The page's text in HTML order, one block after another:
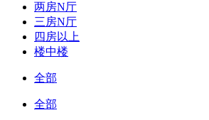
两房N厅
三房N厅
四房以上
楼中楼
全部
全部